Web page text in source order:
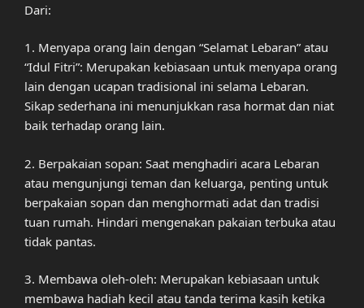
Dari:
1. Menyapa orang lain dengan “Selamat Lebaran” atau
“Idul Fitri”: Merupakan kebiasaan untuk menyapa orang
lain dengan ucapan tradisional ini selama Lebaran.
Sikap sederhana ini menunjukkan rasa hormat dan niat
baik terhadap orang lain.
2. Berpakaian sopan: Saat menghadiri acara Lebaran
atau mengunjungi teman dan keluarga, penting untuk
berpakaian sopan dan menghormati adat dan tradisi
tuan rumah. Hindari mengenakan pakaian terbuka atau
tidak pantas.
3. Membawa oleh-oleh: Merupakan kebiasaan untuk
membawa hadiah kecil atau tanda terima kasih ketika